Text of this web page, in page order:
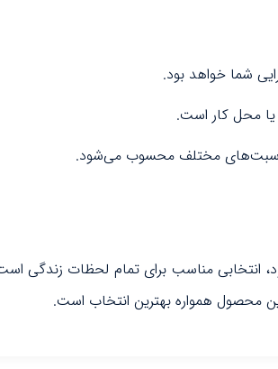
شما خواهد بود.
یا محل کار است.
مختلف محسوب می‌شود.
بافت لطیف خود، انتخابی مناسب برای تمام
محصول همواره بهترین انتخاب است.